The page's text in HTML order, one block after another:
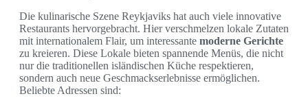
Die kulinarische Szene Reykjaviks hat auch viele innovative
Restaurants hervorgebracht. Hier verschmelzen lokale Zutaten
mit internationalem Flair, um interessante moderne Gerichte
zu kreieren. Diese Lokale bieten spannende Menüs, die nicht
nur die traditionellen isländischen Küche respektieren,
sondern auch neue Geschmackserlebnisse ermöglichen.
Beliebte Adressen sind: